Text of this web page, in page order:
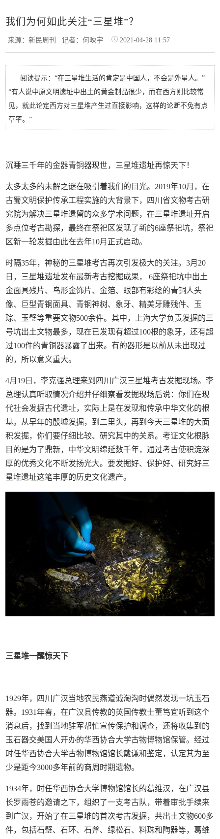
我们为何如此关注“三星堆”？
来源：新民周刊记者：何映宇 2021-04-28 11:57
阅读提示：“在三星堆生活的肯定是中国人，不会是外星人。”
“有人说中原文明遗址中出土的黄金制品很少，而在西方则比较常
见，就此论定西方对三星堆产生过直接影响，这样的论断不免有点
草率。”
沉睡三千年的金器青铜器现世，三星堆遗址再惊天下！
太多太多的未解之谜在吸引着我们的目光。2019年10月，在
古蜀文明保护传承工程实施的大背景下，四川省文物考古研
究院为解决三星堆遗留的众多学术问题，在三星堆遗址开启
多点位考古勘探，最终在祭祀区发现了新的6座祭祀坑，祭祀
区新一轮发掘由此在去年10月正式启动。
时隔35年，神秘的三星堆考古再次引发极大的关注。3月20
日，三星堆遗址发布最新考古挖掘成果， 6座祭祀坑中出土
金面具残片、鸟形金饰片、金箔、眼部有彩绘的青铜人头
像、巨型青铜面具、青铜神树、象牙、精美牙雕残件、玉
琮、玉璧等重要文物500余件。其中，上海大学负责发掘的三
号坑出土文物最多，现在已发现有超过100根的象牙，还有超
过100件的青铜器暴露了出来。有的器形是以前从未出现过
的，所以意义重大。
4月19日，李克强总理来到四川广汉三星堆考古发掘现场。李
总理认真听取情况介绍并仔细察看发掘现场后说：你们在现
代社会发掘古代遗址，实际上是在发现和传承中华文化的根
基。从早年的殷墟发掘，到二里头，再到今天三星堆的大面
积发掘，你们要仔细比较、研究其中的关系。考证文化根脉
目的是为了鼎新，中华文明绵延数千年，通过考古使积淀深
厚的优秀文化不断发扬光大。要发掘好、保护好、研究好三
星堆遗址这笔丰厚的历史文化遗产。
三星堆一醒惊天下
1929年，四川广汉当地农民燕道诚淘沟时偶然发现一坑玉石
器。1931年春，在广汉县传教的英国传教士董笃宜听到这个
消息后，找到当地驻军帮忙宣传保护和调查，还将收集到的
玉石器交美国人开办的华西协合大学古物博物馆保管。经过
时任华西协合大学古物博物馆馆长戴谦和鉴定，认定其为至
少是距今3000多年前的商周时期遗物。
1934年，时任华西协合大学博物馆馆长的葛维汉，在广汉县
长罗雨苍的邀请之下，组织了一支考古队，带着审批手续来
到广汉，开始了在三星堆的首次考古发掘，共出土文物600多
件，包括石璧、石环、石斧、绿松石、料珠和陶器等，葛维